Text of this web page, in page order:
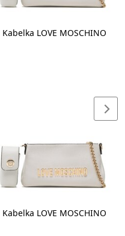
Kabelka LOVE MOSCHINO
Kabelka LOVE MOSCHINO